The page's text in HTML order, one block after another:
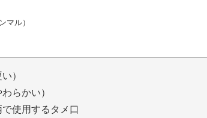
マル）
）
らかい）
使用するタメ口